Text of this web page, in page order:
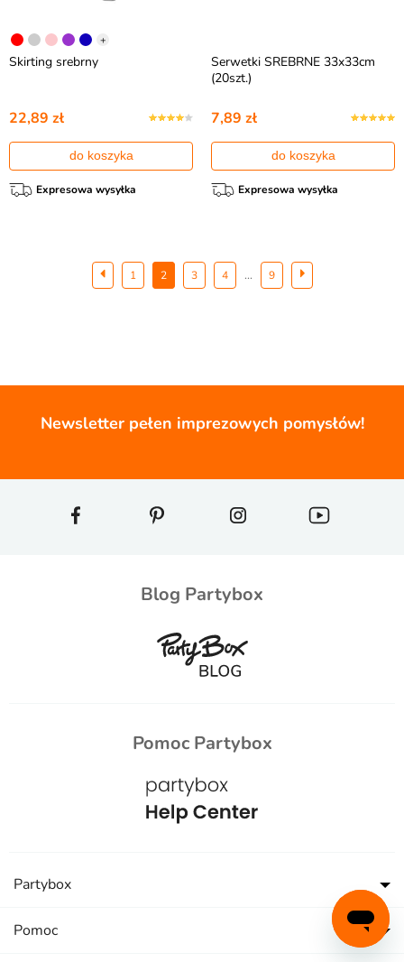
+
Skirting srebrny
22,89 zł
do koszyka
Expresowa wysyłka
Serwetki SREBRNE 33x33cm
(20szt.)
7,89 zł
do koszyka
Expresowa wysyłka
1 2 3 4 ... 9
Newsletter pełen imprezowych pomysłów!
Blog Partybox
Pomoc Partybox
Partybox
Pomoc